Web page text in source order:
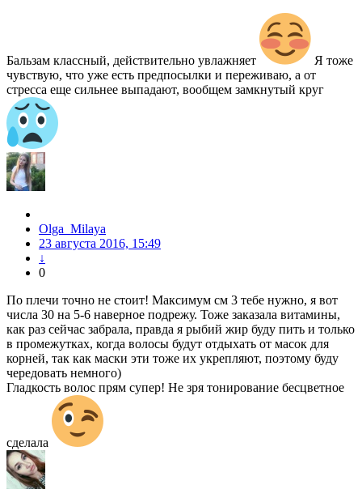
Бальзам классный, действительно увлажняет
Я тоже
чувствую, что уже есть предпосылки и переживаю, а от
стресса еще сильнее выпадают, вообщем замкнутый круг
Olga_Milaya
23 августа 2016, 15:49
↓
0
По плечи точно не стоит! Максимум см 3 тебе нужно, я вот
числа 30 на 5-6 наверное подрежу. Тоже заказала витамины,
как раз сейчас забрала, правда я рыбий жир буду пить и только
в промежутках, когда волосы будут отдыхать от масок для
корней, так как маски эти тоже их укрепляют, поэтому буду
чередовать немного)
Гладкость волос прям супер! Не зря тонирование бесцветное
сделала